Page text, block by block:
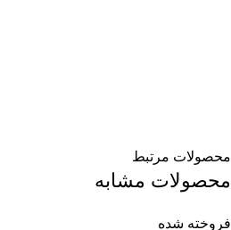
محصولات مرتبط
محصولات مشابه
فروخته شده